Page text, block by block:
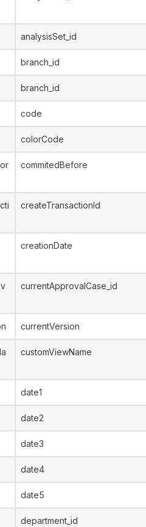
analysisSet_id
branch_id
branch_id
code
colorCode
commitedBefore
createTransactionId
creationDate
currentApprovalCase_id
currentVersion
customViewName
date1
date2
date3
date4
date5
department_id